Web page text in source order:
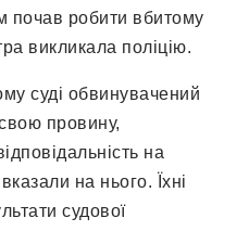
почав робити вбитому
викликала поліцію.
суді обвинувачений
провину,
на
на нього. Їхні
судової